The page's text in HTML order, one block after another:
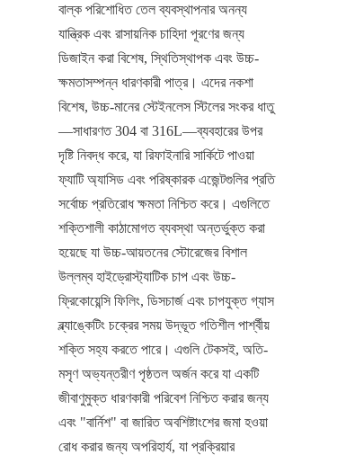
বাল্ক পরিশোধিত তেল ব্যবস্থাপনার অনন্য
যান্ত্রিক এবং রাসায়নিক চাহিদা পূরণের জন্য
ডিজাইন করা বিশেষ, স্থিতিস্থাপক এবং উচ্চ-
ক্ষমতাসম্পন্ন ধারণকারী পাত্র। এদের নকশা
বিশেষ, উচ্চ-মানের স্টেইনলেস স্টিলের সংকর ধাতু
—সাধারণত 304 বা 316L—ব্যবহারের উপর
দৃষ্টি নিবদ্ধ করে, যা রিফাইনারি সার্কিটে পাওয়া
ফ্যাটি অ্যাসিড এবং পরিষ্কারক এজেন্টগুলির প্রতি
সর্বোচ্চ প্রতিরোধ ক্ষমতা নিশ্চিত করে। এগুলিতে
শক্তিশালী কাঠামোগত ব্যবস্থা অন্তর্ভুক্ত করা
হয়েছে যা উচ্চ-আয়তনের স্টোরেজের বিশাল
উল্লম্ব হাইড্রোস্ট্যাটিক চাপ এবং উচ্চ-
ফ্রিকোয়েন্সি ফিলিং, ডিসচার্জ এবং চাপযুক্ত গ্যাস
ব্ল্যাঙ্কেটিং চক্রের সময় উদ্ভূত গতিশীল পার্শ্বীয়
শক্তি সহ্য করতে পারে। এগুলি টেকসই, অতি-
মসৃণ অভ্যন্তরীণ পৃষ্ঠতল অর্জন করে যা একটি
জীবাণুমুক্ত ধারণকারী পরিবেশ নিশ্চিত করার জন্য
এবং "বার্নিশ" বা জারিত অবশিষ্টাংশের জমা হওয়া
রোধ করার জন্য অপরিহার্য, যা প্রক্রিয়ার